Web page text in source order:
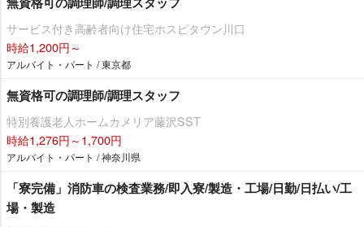
サービス付き高齢者向け住宅ホスピタウン川口
時給1,200円～
アルバイト・パート / 東京都
無資格可の調理師/調理スタッフ
特別養護老人ホームカメリア藤沢SST
時給1,276円～1,700円
アルバイト・パート / 神奈川県
「寮完備」消防車の検査業務/即入寮/製造・工場/日勤/日払い/工
場・製造